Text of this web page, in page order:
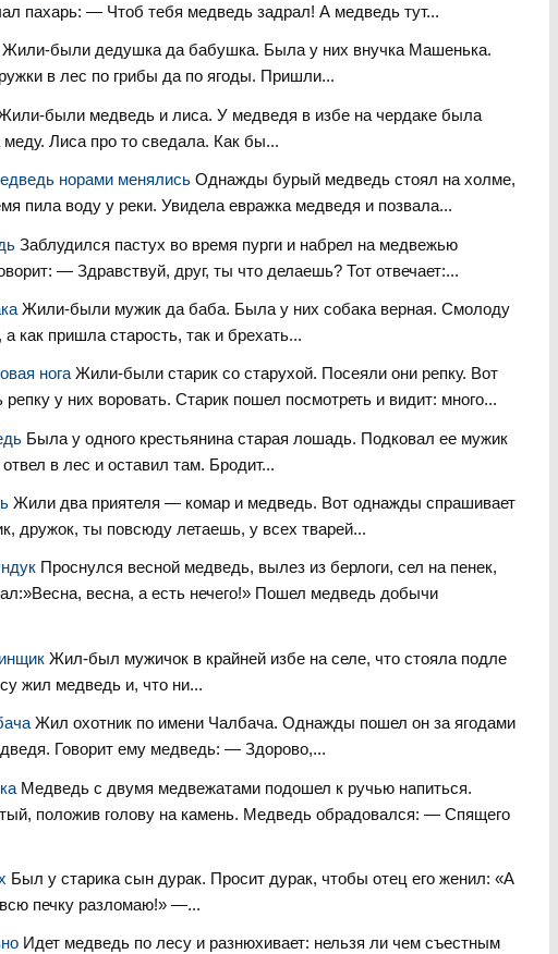
пахарь: — Чтоб тебя медведь задрал! А медведь тут...
Жили-были дедушка да бабушка. Была у них внучка Машенька.
в лес по грибы да по ягоды. Пришли...
были медведь и лиса. У медведя в избе на чердаке была
Лиса про то сведала. Как бы...
норами менялись Однажды бурый медведь стоял на холме,
пила воду у реки. Увидела евражка медведя и позвала...
Заблудился пастух во время пурги и набрел на медвежью
— Здравствуй, друг, ты что делаешь? Тот отвечает:...
Жили-были мужик да баба. Была у них собака верная. Смолоду
как пришла старость, так и брехать...
нога Жили-были старик со старухой. Посеяли они репку. Вот
у них воровать. Старик пошел посмотреть и видит: много...
Была у одного крестьянина старая лошадь. Подковал ее мужик
в лес и оставил там. Бродит...
Жили два приятеля — комар и медведь. Вот однажды спрашивает
дружок, ты повсюду летаешь, у всех тварей...
Проснулся весной медведь, вылез из берлоги, сел на пенек,
весна, а есть нечего!» Пошел медведь добычи
Жил-был мужичок в крайней избе на селе, что стояла подле
жил медведь и, что ни...
Жил охотник по имени Чалбача. Однажды пошел он за ягодами
Говорит ему медведь: — Здорово,...
Медведь с двумя медвежатами подошел к ручью напиться.
положив голову на камень. Медведь обрадовался: — Спящего
Был у старика сын дурак. Просит дурак, чтобы отец его женил: «А
печку разломаю!» —...
Идет медведь по лесу и разнюхивает: нельзя ли чем съестным